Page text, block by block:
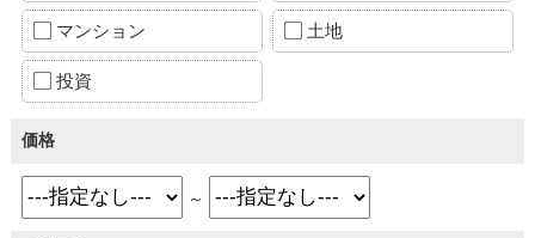
マンション 土地
投資
価格
～